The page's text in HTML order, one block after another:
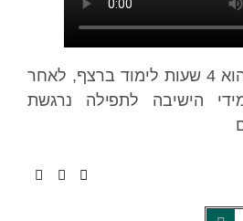
סדר פורים בישיבה הוא 4 שעות לימוד ברצף, לאחר
הישיבה לתפילה נרגשת